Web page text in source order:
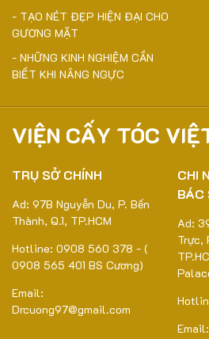
- TẠO NÉT ĐẸP HIỆN ĐẠI CHO
GƯƠNG MẶT
- NHỮNG KINH NGHIỆM CẦN
BIẾT KHI NÂNG NGỰC
VIỆN CẤY TÓC
TRỤ SỞ CHÍNH
Ad: 97B Nguyễn Du, P. Bến
Thành, Q.1, TP.HCM
Hotline: 0908 560 378 - (
0908 565 401 BS Cương)
Email:
Drcuong97@gmail.com
CHI
BÁC
Ad:
Trực,
Email: